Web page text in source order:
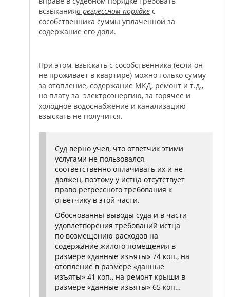
всзыканияв регрессном порядке с
сособственника суммы уплаченной за
содержание его доли.
При этом, взыскать с сособственника (если он
не проживает в квартире) можно только сумму
за отопление, содержание МКД, ремонт и т.д.,
но плату за электроэнергию, за горячее и
холодное водоснабжение и канализацию
взыскать не получится.
Суд верно учел, что ответчик этими
услугами не пользовался,
соответственно оплачивать их и не
должен, поэтому у истца отсутствует
право регрессного требования к
ответчику в этой части.
Обоснованны выводы суда и в части
удовлетворения требований истца
по возмещению расходов на
содержание жилого помещения в
размере «данные изъяты» 74 коп., на
отопление в размере «данные
изъяты» 41 коп., на ремонт крыши в
размере «данные изъяты» 65 коп…